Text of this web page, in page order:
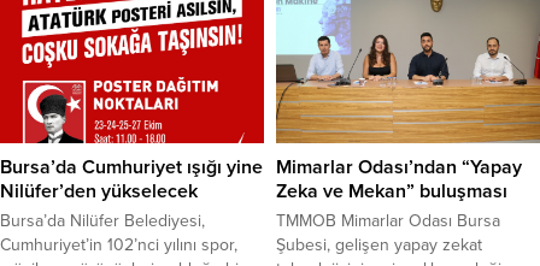
yaralarını sarmak için gece gündüz
çalıştıklarını söyleyen Erdoğan,
konuşmasında Özgür Özel’e
seslenerek, “Buradan CHP Genel
Başkanı Sayın Özel’e diyorum ki;
Ankara’da siyasetçilik oynamak
yerine gel eser ve hizmet siyaseti
nasıl yapılırmış, Kahramanmaraş’ta
gör” dedi. Erdoğan konut teslim...
tasarlanan “Öğrenci Yetenekli
Öğretmen Farkında” projesi 5
günlük eğitimin ardından
tamamlandı. Mehmet UZEL
(KAYSERİ İGFA) Kayseri Melikgazi
Belediyesi Tiyatro Salonu’nda
verilen 5 günlük eğitimde
öğretmenler, üstün yetenekli
öğrencilerin sınıf ortamında fark
edilebilmeleri ve yeteneklerine
göre yönlendirilebilmeleri...
Bursa’da Cumhuriyet ışığı yine
Nilüfer’den yükselecek
Bursa’da Nilüfer Belediyesi,
Cumhuriyet’in 102’nci yılını spor,
Mimarlar Odası’ndan “Yapay
Zeka ve Mekan” buluşması
TMMOB Mimarlar Odası Bursa
Şubesi, gelişen yapay zekat